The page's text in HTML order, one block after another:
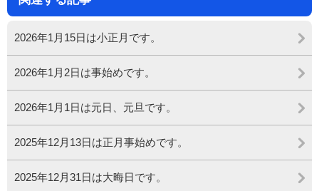
2026年1月15日は小正月です。
2026年1月2日は事始めです。
2026年1月1日は元日、元旦です。
2025年12月13日は正月事始めです。
2025年12月31日は大晦日です。